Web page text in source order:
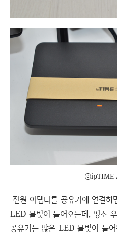
ⓒipTIME
전원 어댑터를 공유기에 연결
LED 불빛이 들어오는데, 평소
공유기는 많은 LED 불빛이 들